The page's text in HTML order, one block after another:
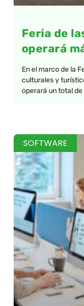
Feria de
operará
En el marco de la
culturales y
operará un total de
SOFTWARE